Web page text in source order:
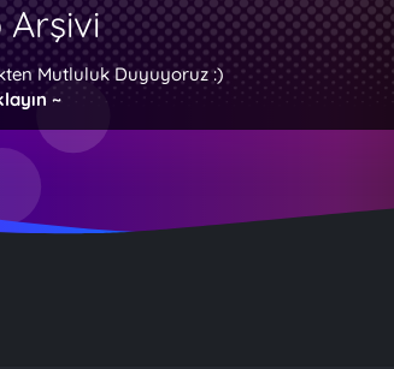
Mutluluk Duyuyoruz :)
~